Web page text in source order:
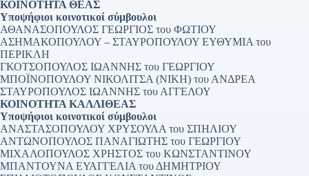
ΚΟΙΝΟΤΗΤΑ ΘΕΑΣ
Υποψήφιοι κοινοτικοί σύμβουλοι
ΑΘΑΝΑΣΟΠΟΥΛΟΣ ΓΕΩΡΓΙΟΣ του ΦΩΤΙΟΥ
ΑΣΗΜΑΚΟΠΟΥΛΟΥ – ΣΤΑΥΡΟΠΟΥΛΟΥ ΕΥΘΥΜΙΑ του
ΠΕΡΙΚΛΗ
ΓΚΟΤΣΟΠΟΥΛΟΣ ΙΩΑΝΝΗΣ του ΓΕΩΡΓΙΟΥ
ΜΠΟΪΝΟΠΟΥΛΟΥ ΝΙΚΟΛΙΤΣΑ (ΝΙΚΗ) του ΑΝΔΡΕΑ
ΣΤΑΥΡΟΠΟΥΛΟΣ ΙΩΑΝΝΗΣ του ΑΓΓΕΛΟΥ
ΚΟΙΝΟΤΗΤΑ ΚΑΛΛΙΘΕΑΣ
Υποψήφιοι κοινοτικοί σύμβουλοι
ΑΝΑΣΤΑΣΟΠΟΥΛΟΥ ΧΡΥΣΟΥΛΑ του ΣΠΗΛΙΟΥ
ΑΝΤΩΝΟΠΟΥΛΟΣ ΠΑΝΑΓΙΩΤΗΣ του ΓΕΩΡΓΙΟΥ
ΜΙΧΑΛΟΠΟΥΛΟΣ ΧΡΗΣΤΟΣ του ΚΩΝΣΤΑΝΤΙΝΟΥ
ΜΠΑΝΤΟΥΝΑ ΕΥΑΓΓΕΛΙΑ του ΔΗΜΗΤΡΙΟΥ